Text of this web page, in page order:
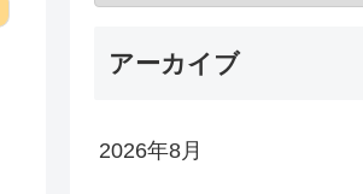
アーカイブ
2026年8月